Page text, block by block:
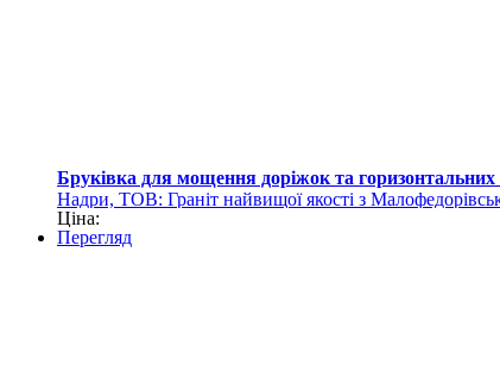
Бруківка для мощення доріжок та горизонтальних
Надри, ТОВ: Граніт найвищої якості з
Ціна:
Перегляд